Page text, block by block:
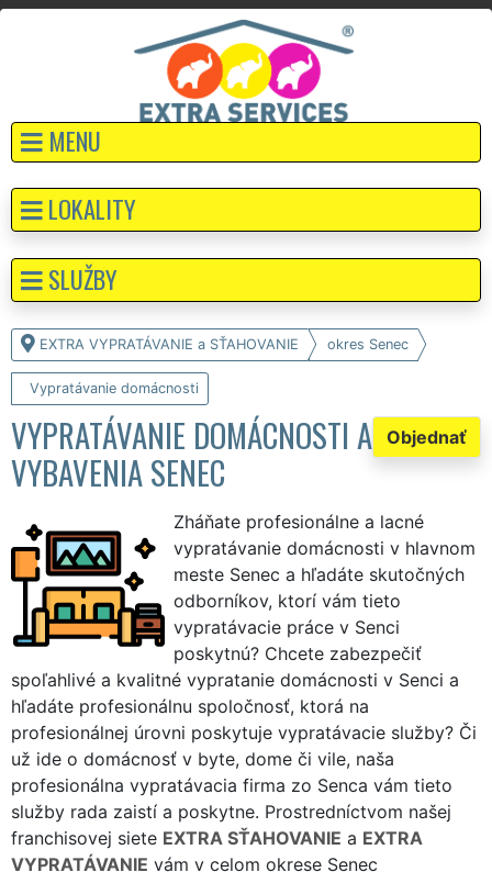
MENU
EXTRA VYPRATÁVANIE a SŤAHOVANIE okres Senec
Vypratávanie domácnosti
Objednať
VYPRATÁVANIE DOMÁCNOSTI A
VYBAVENIA SENEC
Zháňate profesionálne a lacné
vypratávanie domácnosti v hlavnom
meste Senec a hľadáte skutočných
odborníkov, ktorí vám tieto
vypratávacie práce v Senci
poskytnú? Chcete zabezpečiť
spoľahlivé a kvalitné vypratanie domácnosti v Senci a
hľadáte profesionálnu spoločnosť, ktorá na
profesionálnej úrovni poskytuje vypratávacie služby? Či
už ide o domácnosť v byte, dome či vile, naša
profesionálna vypratávacia firma zo Senca vám tieto
služby rada zaistí a poskytne. Prostredníctvom našej
franchisovej siete EXTRA SŤAHOVANIE a EXTRA
VYPRATÁVANIE vám v celom okrese Senec
LOKALITY
SLUŽBY